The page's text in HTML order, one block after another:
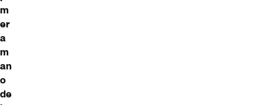
m
er
a
m
an
o
de